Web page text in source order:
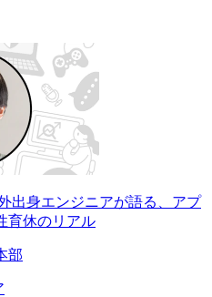
出身エンジニアが語る、アプ
育休のリアル
部